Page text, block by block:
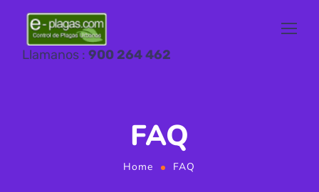
Llamanos : 900 264 462
FAQ
Home FAQ